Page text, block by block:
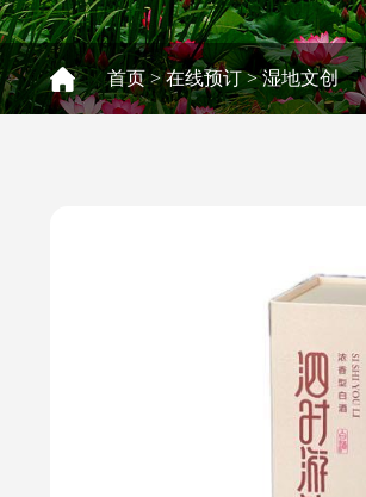
首页>在线预订>湿地文创